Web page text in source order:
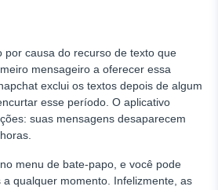
por causa do recurso de texto que
mensageiro a oferecer essa
exclui os textos depois de algum
esse período. O aplicativo
suas mensagens desaparecem
menu de bate-papo, e você pode
qualquer momento. Infelizmente, as